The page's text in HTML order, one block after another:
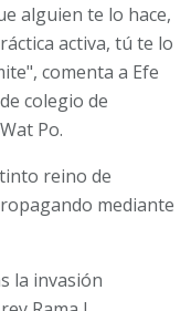
alguien te lo hace,
activa, tú te lo
comenta a Efe
colegio de
Po.
reino de
mediante
la invasión